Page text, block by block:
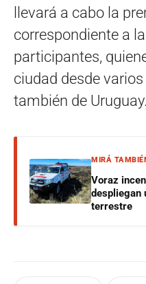
llevará a cabo la
correspondiente a
participantes,
ciudad desde
también de Uruguay.
MIRÁ
Voraz
despliegan
terrestre